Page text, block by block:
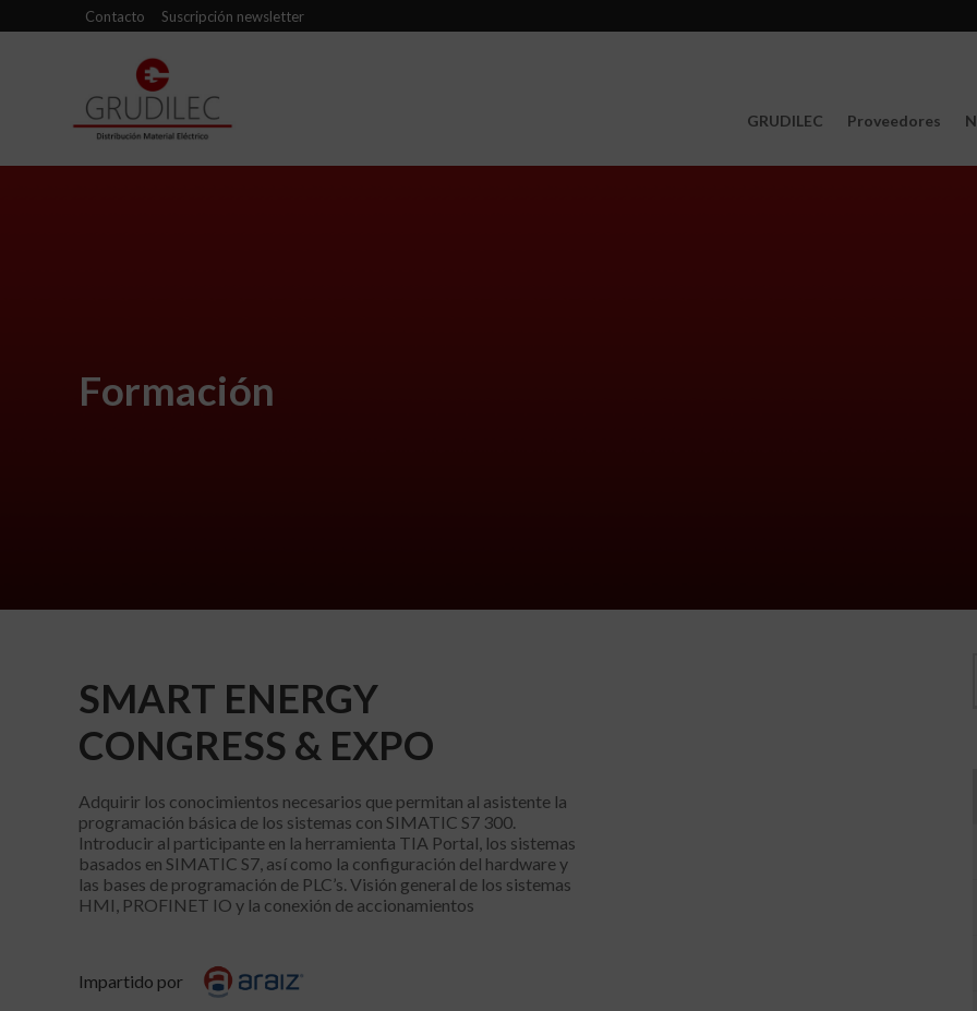
Contacto Suscripción newsletter
GRUDILEC Proveedores
Formación
SMART ENERGY
CONGRESS & EXPO
Adquirir los conocimientos necesarios que permitan al asistente la
programación básica de los sistemas con SIMATIC S7 300.
Introducir al participante en la herramienta TIA Portal, los sistemas
basados en SIMATIC S7, así como la configuración del hardware y
las bases de programación de PLC’s. Visión general de los sistemas
HMI, PROFINET IO y la conexión de accionamientos
Impartido por